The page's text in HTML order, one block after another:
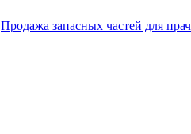
Продажа запасных частей для